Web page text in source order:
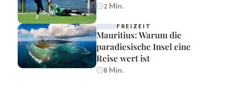
2 Min.
FREIZEIT
Mauritius: Warum die
paradiesische Insel eine
Reise wert ist
8 Min.